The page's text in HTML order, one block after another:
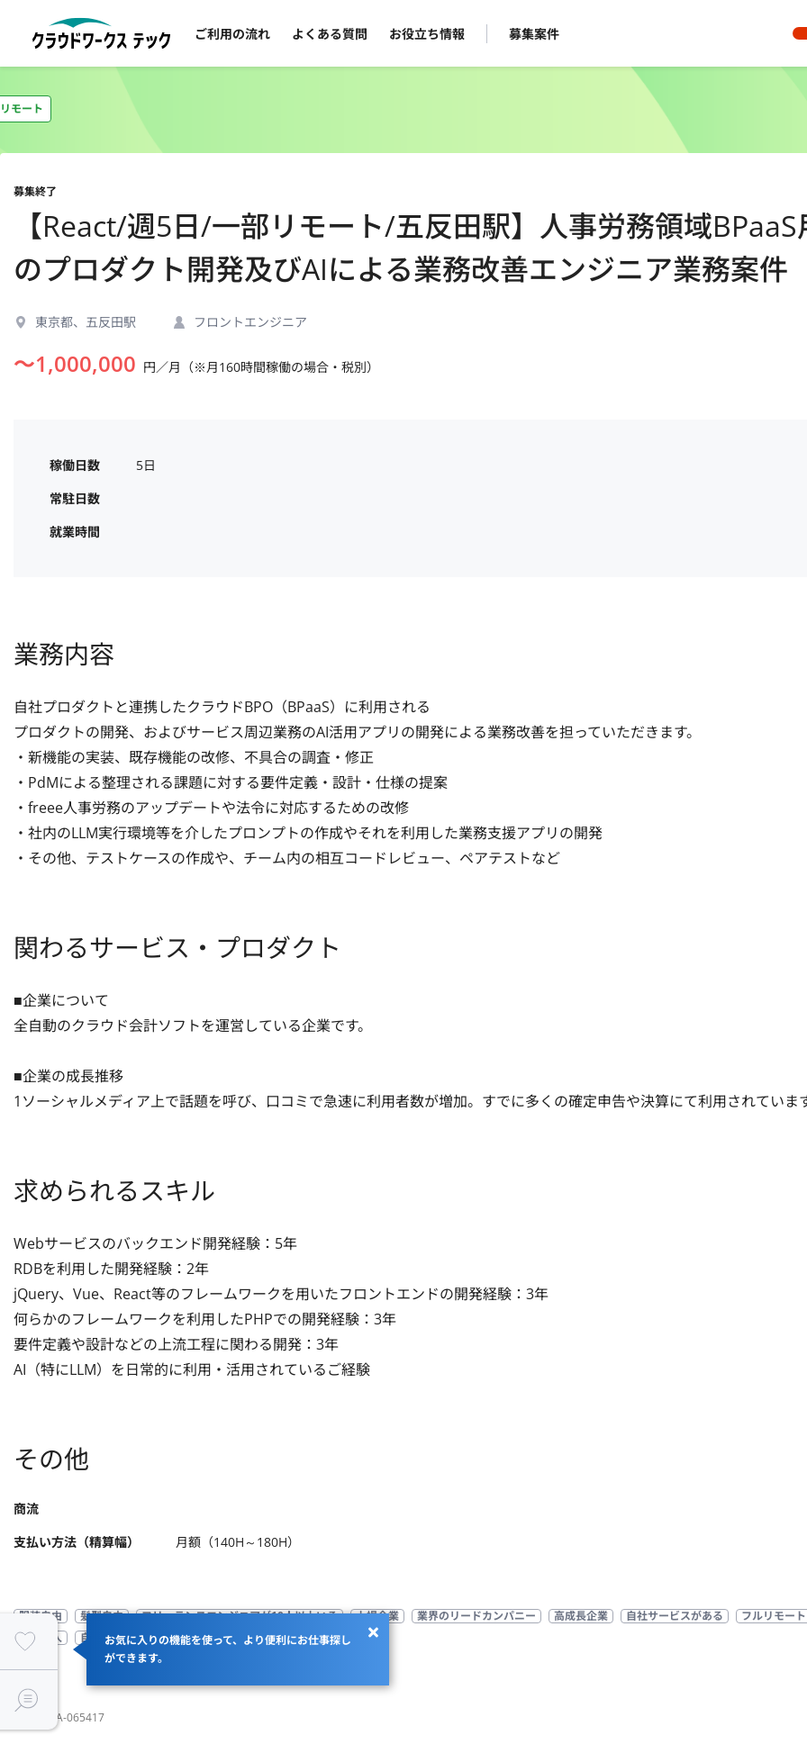
ご利用の流れ よくある質問 お役立ち情報 募集案件
お気に入りの機能を使って、より便利にお仕事探し
ができます。
モート
募集終了
【React/週5日/一部リモート/五反田駅】人事労務領域BPaaS
のプロダクト開発及びAIによる業務改善エンジニア業務案件
東京都、五反田駅 フロントエンジニア
〜1,000,000 円／月（※月160時間稼働の場合・税別）
稼働日数
5日
常駐日数
就業時間
業務内容
自社プロダクトと連携したクラウドBPO（BPaaS）に利用される
プロダクトの開発、およびサービス周辺業務のAI活用アプリの開発による業務改善を担っていただきます。
・新機能の実装、既存機能の改修、不具合の調査・修正
・PdMによる整理される課題に対する要件定義・設計・仕様の提案
・freee人事労務のアップデートや法令に対応するための改修
・社内のLLM実行環境等を介したプロンプトの作成やそれを利用した業務支援アプリの開発
・その他、テストケースの作成や、チーム内の相互コードレビュー、ペアテストなど
関わるサービス・プロダクト
■企業について
全自動のクラウド会計ソフトを運営している企業です。
■企業の成長推移
1ソーシャルメディア上で話題を呼び、口コミで急速に利用者数が増加。すでに多くの確定申告や決算にて利用されていま
求められるスキル
Webサービスのバックエンド開発経験：5年
RDBを利用した開発経験：2年
jQuery、Vue、React等のフレームワークを用いたフロントエンドの開発経験：3年
何らかのフレームワークを利用したPHPでの開発経験：3年
要件定義や設計などの上流工程に関わる開発：3年
AI（特にLLM）を日常的に利用・活用されているご経験
その他
商流
支払い方法（精算幅）
月額（140H～180H）
服装自由 髪型自由 フリーランスエンジニアが10人以上いる 上場企業 業界のリードカンパニー 高成長企業 自社サービスがある
フルリモート
急募求人
自社の商品・メディアを扱う 面談1回
JOBID：JA-065417